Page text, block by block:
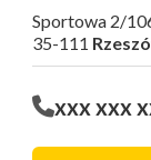
Sportowa 2/
35-111
xxx xxx